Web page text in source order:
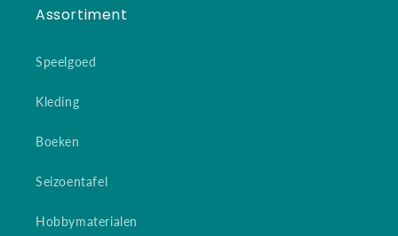
Assortiment
Speelgoed
Kleding
Boeken
Seizoentafel
Hobbymaterialen